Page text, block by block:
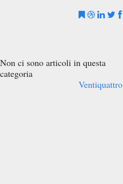
Non ci sono articoli in questa
categoria
Ventiquattro